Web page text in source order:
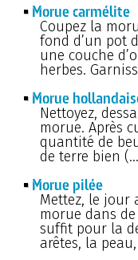
Morue carmélite
Coupez la
fond d’un pot
une couche
herbes.
Morue
Nettoyez,
morue. Après
quantité de
de terre bien
Morue pilée
Mettez, le jour
morue dans
suffit pour la
arêtes, la